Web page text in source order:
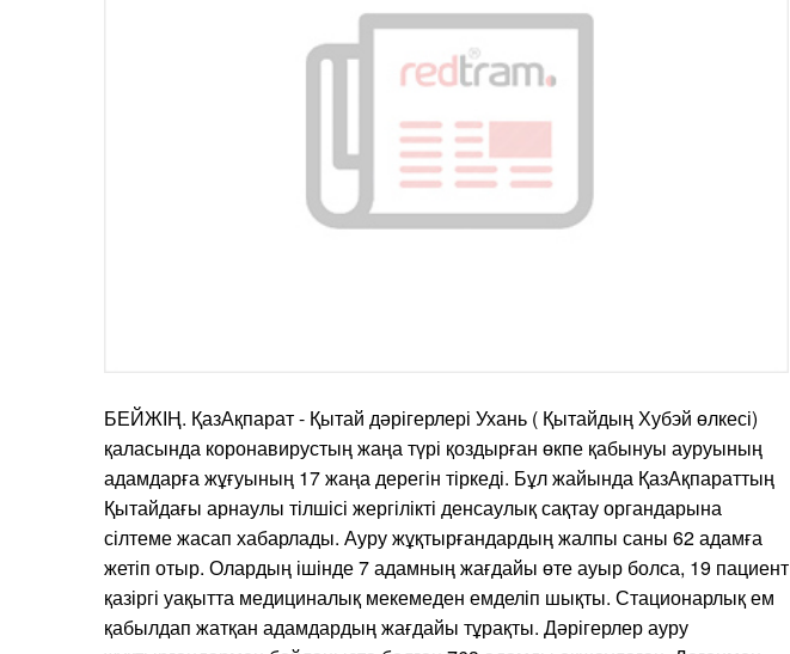
БЕЙЖІҢ. ҚазАқпарат - Қытай дәрігерлері Ухань ( Қытайдың Хубэй өлкесі)
қаласында коронавирустың жаңа түрі қоздырған өкпе қабынуы ауруының
адамдарға жұғуының 17 жаңа дерегін тіркеді. Бұл жайында ҚазАқпараттың
Қытайдағы арнаулы тілшісі жергілікті денсаулық сақтау органдарына
сілтеме жасап хабарлады. Ауру жұқтырғандардың жалпы саны 62 адамға
жетіп отыр. Олардың ішінде 7 адамның жағдайы өте ауыр болса, 19 пациент
қазіргі уақытта медициналық мекемеден емделіп шықты. Стационарлық ем
қабылдап жатқан адамдардың жағдайы тұрақты. Дәрігерлер ауру